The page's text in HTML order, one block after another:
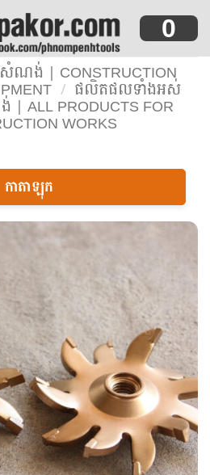
0
ណង់ | CONSTRUCTION
/ ផលិតផលទាំងអស់
| ALL PRODUCTS FOR
WORKS
កាតាឡុក